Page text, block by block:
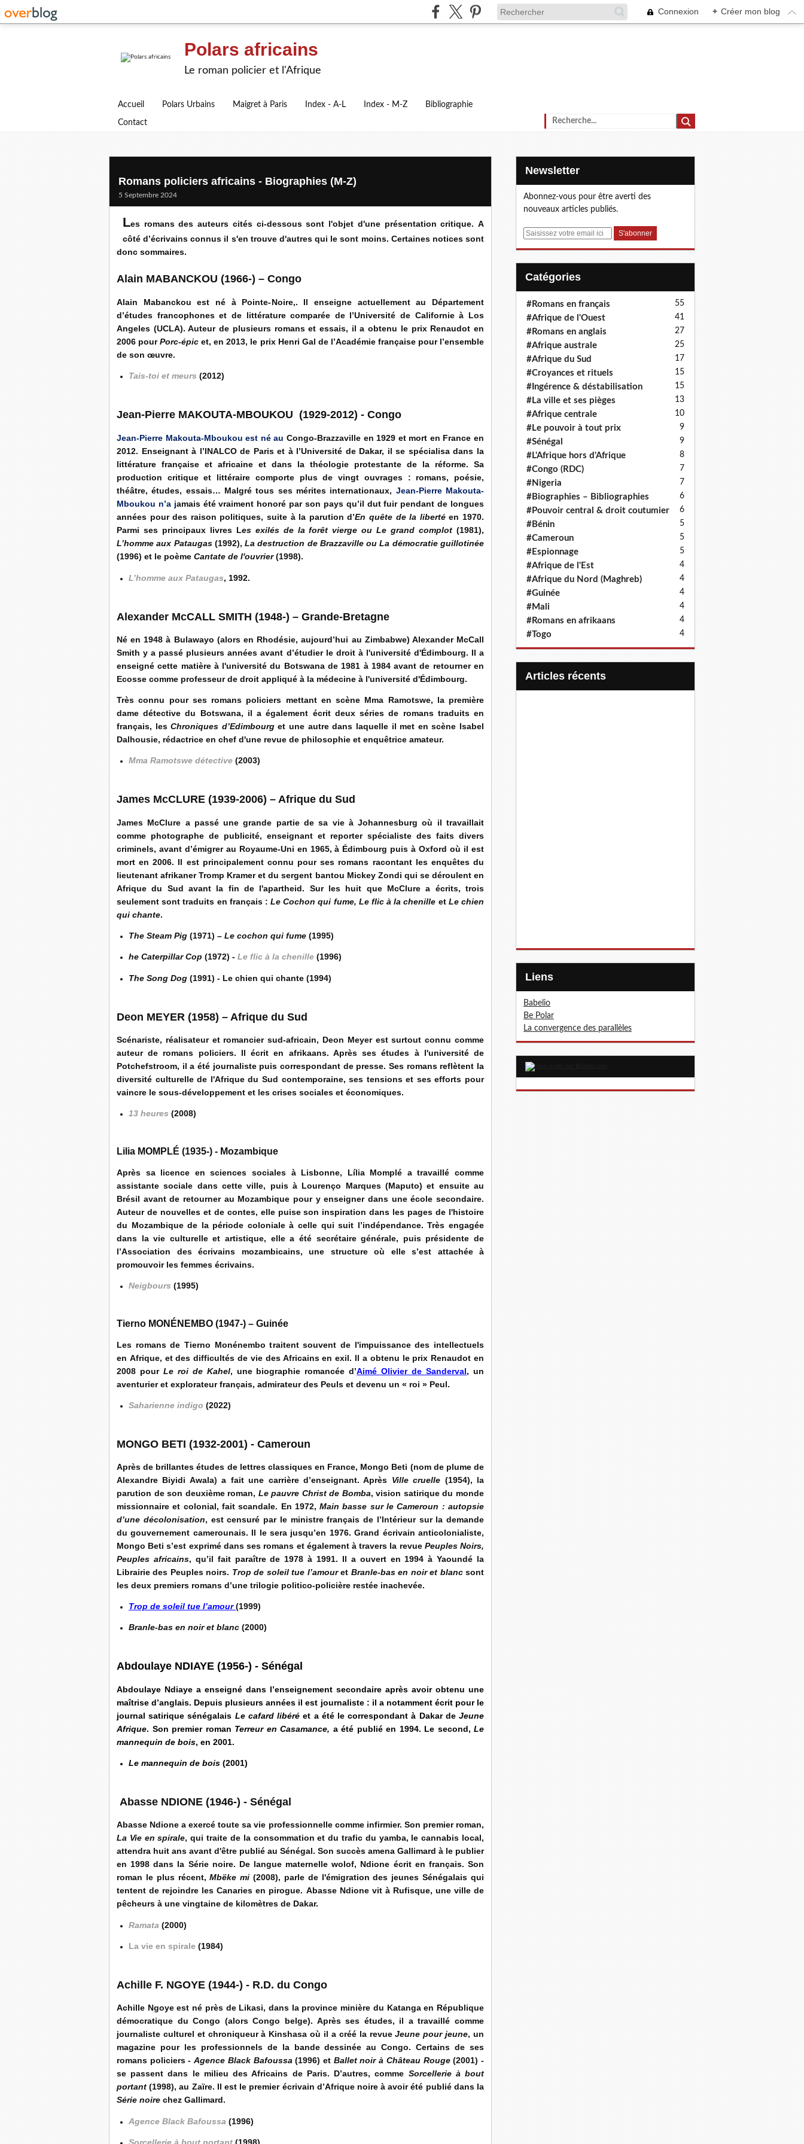
Connexion + Créer mon blog
Polars africains
Le roman policier et l'Afrique
Accueil Polars Urbains Maigret à Paris Index - A-L Index - M-Z Bibliographie
Contact
Romans policiers africains - Biographies (M-Z)
5 Septembre 2024
Les romans des auteurs cités ci-dessous sont l'objet d'une présentation critique. A
côté d’écrivains connus il s'en trouve d'autres qui le sont moins. Certaines notices sont
donc sommaires.
Alain MABANCKOU (1966-) – Congo
Alain Mabanckou est né à Pointe-Noire,. Il enseigne actuellement au Département
d’études francophones et de littérature comparée de l’Université de Californie à Los
Angeles (UCLA). Auteur de plusieurs romans et essais, il a obtenu le prix Renaudot en
2006 pourPorc-épic et, en 2013, le prix Henri Gal de l’Académie française pour l’ensemble
de son œuvre.
Tais-toi et meurs (2012)
Jean-Pierre MAKOUTA-MBOUKOU (1929-2012) - Congo
Jean-Pierre Makouta-Mboukou est né au Congo-Brazzaville en 1929 et mort en France en
2012. Enseignant à l’INALCO de Paris et à l’Université de Dakar, il se spécialisa dans la
littérature française et africaine et dans la théologie protestante de la réforme. Sa
production critique et littéraire comporte plus de vingt ouvrages : romans, poésie,
théâtre, études, essais… Malgré tous ses mérites internationaux, Jean-Pierre Makouta-
Mboukou n’a jamais été vraiment honoré par son pays qu’il dut fuir pendant de longues
années pour des raison politiques, suite à la parution d’En quête de la libertéen 1970.
Parmi ses principaux livres Les exilés de la forêt vierge ou Le grand complot (1981),
L’homme aux Pataugas(1992),La destruction de Brazzaville ou La démocratie guillotinée
(1996) et le poème Cantate de l'ouvrier(1998).
L’homme aux Pataugas, 1992.
Alexander McCALL SMITH (1948-) – Grande-Bretagne
Né en 1948 à Bulawayo (alors en Rhodésie, aujourd’hui au Zimbabwe) Alexander McCall
Smith y a passé plusieurs années avant d’étudier le droit à l'université d'Édimbourg. Il a
enseigné cette matière à l'université du Botswana de 1981 à 1984 avant de retourner en
Ecosse comme professeur de droit appliqué à la médecine à l'université d'Édimbourg.
Très connu pour ses romans policiers mettant en scène Mma Ramotswe, la première
dame détective du Botswana, il a également écrit deux séries de romans traduits en
français, lesChroniques d’Edimbourget une autre dans laquelle il met en scène Isabel
Dalhousie, rédactrice en chef d'une revue de philosophie et enquêtrice amateur.
Mma Ramotswe détective (2003)
James McCLURE (1939-2006) – Afrique du Sud
James McClure a passé une grande partie de sa vie à Johannesburg où il travaillait
comme photographe de publicité, enseignant et reporter spécialiste des faits divers
criminels, avant d’émigrer au Royaume-Uni en 1965, à Édimbourg puis à Oxford où il est
mort en 2006. Il est principalement connu pour ses romans racontant les enquêtes du
lieutenant afrikaner Tromp Kramer et du sergent bantou Mickey Zondi qui se déroulent en
Afrique du Sud avant la fin de l'apartheid. Sur les huit que McClure a écrits, trois
seulement sont traduits en français :Le Cochon qui fume, Le flic à la chenille et Le chien
qui chante.
The Steam Pig (1971) – Le cochon qui fume (1995)
he Caterpillar Cop (1972) - Le flic à la chenille (1996)
The Song Dog (1991) - Le chien qui chante (1994)
Deon MEYER (1958) – Afrique du Sud
Scénariste, réalisateur et romancier sud-africain, Deon Meyer est surtout connu comme
auteur de romans policiers. Il écrit en afrikaans. Après ses études à l'université de
Potchefstroom, il a été journaliste puis correspondant de presse. Ses romans reflètent la
diversité culturelle de l'Afrique du Sud contemporaine, ses tensions et ses efforts pour
vaincre le sous-développement et les crises sociales et économiques.
13 heures (2008)
Lilia MOMPLÉ (1935-) - Mozambique
Après sa licence en sciences sociales à Lisbonne, Lília Momplé a travaillé comme
assistante sociale dans cette ville, puis à Lourenço Marques (Maputo) et ensuite au
Brésil avant de retourner au Mozambique pour y enseigner dans une école secondaire.
Auteur de nouvelles et de contes, elle puise son inspiration dans les pages de l'histoire
du Mozambique de la période coloniale à celle qui suit l’indépendance. Très engagée
dans la vie culturelle et artistique, elle a été secrétaire générale, puis présidente de
l’Association des écrivains mozambicains, une structure où elle s’est attachée à
promouvoir les femmes écrivains.
Neigbours (1995)
Tierno MONÉNEMBO (1947-) – Guinée
Les romans de Tierno Monénembo traitent souvent de l'impuissance des intellectuels
en Afrique, et des difficultés de vie des Africains en exil. Il a obtenu le prix Renaudot en
2008 pour Le roi de Kahel, une biographie romancée d’Aimé Olivier de Sanderval, un
aventurier et explorateur français, admirateur des Peuls et devenu un « roi » Peul.
Saharienne indigo (2022)
MONGO BETI (1932-2001) - Cameroun
Après de brillantes études de lettres classiques en France, Mongo Beti (nom de plume de
Alexandre Biyidi Awala)a fait une carrière d’enseignant. Après Ville cruelle (1954), la
parution de son deuxième roman, Le pauvre Christ de Bomba, vision satirique du monde
missionnaire et colonial, fait scandale. En 1972,Main basse sur le Cameroun : autopsie
d’une décolonisation, est censuré par le ministre français de l’Intérieur sur la demande
du gouvernement camerounais. Il le sera jusqu’en 1976. Grand écrivain anticolonialiste,
Mongo Beti s’est exprimé dans ses romans et également à travers la revue Peuples Noirs,
Peuples africains, qu’il fait paraître de 1978 à 1991. Il a ouvert en 1994 à Yaoundé la
Librairie des Peuples noirs. Trop de soleil tue l’amouret Branle-bas en noir et blancsont
les deux premiers romans d’une trilogie politico-policière restée inachevée.
Trop de soleil tue l’amour (1999)
Branle-bas en noir et blanc (2000)
Abdoulaye NDIAYE (1956-) - Sénégal
Abdoulaye Ndiaye a enseigné dans l’enseignement secondaire après avoir obtenu une
maîtrise d’anglais. Depuis plusieurs années il est journaliste : il a notamment écrit pour le
journal satirique sénégalais Le cafard libéré et a été le correspondant à Dakar deJeune
Afrique. Son premier roman Terreur en Casamance, a été publié en 1994. Le second, Le
mannequin de bois, en 2001.
Le mannequin de bois (2001)
Abasse NDIONE (1946-) - Sénégal
Abasse Ndione a exercé toute sa vie professionnelle comme infirmier. Son premier roman,
La Vie en spirale, qui traite de la consommation et du trafic du yamba, le cannabis local,
attendra huit ans avant d'être publié au Sénégal. Son succès amena Gallimard à le publier
en 1998 dans la Série noire. De langue maternelle wolof, Ndione écrit en français. Son
roman le plus récent, Mbëke mi (2008), parle de l'émigration des jeunes Sénégalais qui
tentent de rejoindre les Canaries en pirogue. Abasse Ndione vit à Rufisque, une ville de
pêcheurs à une vingtaine de kilomètres de Dakar.
Ramata (2000)
La vie en spirale (1984)
Achille F. NGOYE (1944-) - R.D. du Congo
Achille Ngoye est né près de Likasi, dans la province minière du Katanga en République
démocratique du Congo (alors Congo belge). Après ses études, il a travaillé comme
journaliste culturel et chroniqueur à Kinshasa où il a créé la revueJeune pour jeune, un
magazine pour les professionnels de la bande dessinée au Congo. Certains de ses
romans policiers -Agence Black Bafoussa(1996) et Ballet noir à Château Rouge(2001) -
se passent dans le milieu des Africains de Paris. D’autres, comme Sorcellerie à bout
portant (1998), au Zaïre. Il est le premier écrivain d’Afrique noire à avoir été publié dans la
Série noire chez Gallimard.
Agence Black Bafoussa (1996)
Newsletter
Abonnez-vous pour être averti des
nouveaux articles publiés.
E
Catégories
#Romans en français 55
#Afrique de l'Ouest 41
#Romans en anglais 27
#Afrique australe 25
#Afrique du Sud 17
#Croyances et rituels 15
#Ingérence & déstabilisation 15
#La ville et ses pièges 13
#Afrique centrale 10
#Le pouvoir à tout prix 9
#Sénégal 9
#L'Afrique hors d'Afrique 8
#Congo (RDC) 7
#Nigeria 7
#Biographies – Bibliographies 6
#Pouvoir central & droit coutumier 6
#Bénin 5
#Cameroun 5
#Espionnage 5
#Afrique de l'Est 4
#Afrique du Nord (Maghreb) 4
#Guinée 4
#Mali 4
#Romans en afrikaans 4
#Togo 4
articles récents
Liens
Babelio
Be Polar
La convergence des parallèles